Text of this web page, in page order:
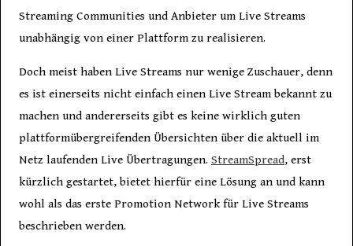
Streaming Communities und Anbieter um Live Streams
unabhängig von einer Plattform zu realisieren.
Doch meist haben Live Streams nur wenige Zuschauer, denn
es ist einerseits nicht einfach einen Live Stream bekannt zu
machen und andererseits gibt es keine wirklich guten
plattformübergreifenden Übersichten über die aktuell im
Netz laufenden Live Übertragungen. StreamSpread, erst
kürzlich gestartet, bietet hierfür eine Lösung an und kann
wohl als das erste Promotion Network für Live Streams
beschrieben werden.